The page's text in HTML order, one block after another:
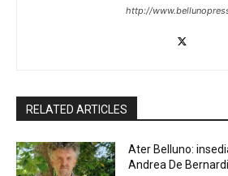
http://
RELATED ARTICLES
Ater Belluno:
Andrea De